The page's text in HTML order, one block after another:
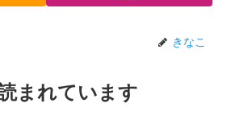
きなこ
まれています